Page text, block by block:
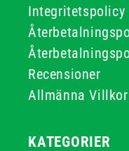
Integritetspolicy
Recensioner
Allmänna Villkor
KATEGORIER